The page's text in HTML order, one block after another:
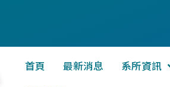
首頁 最新消息 系所資訊